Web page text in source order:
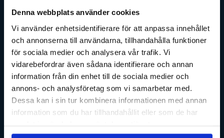
Denna webbplats använder cookies
Vi använder enhetsidentifierare för att anpassa innehållet
och annonserna till användarna, tillhandahålla funktioner
för sociala medier och analysera vår trafik. Vi
vidarebefordrar även sådana identifierare och annan
information från din enhet till de sociala medier och
annons- och analysföretag som vi samarbetar med.
Dessa kan i sin tur kombinera informationen med annan
information som du har tillhandahållit eller som de har
oss tid. Tid att lära känna dig, för
att kunna vägleda dig. Din hatt
kommer vara fulländad för just
dig.